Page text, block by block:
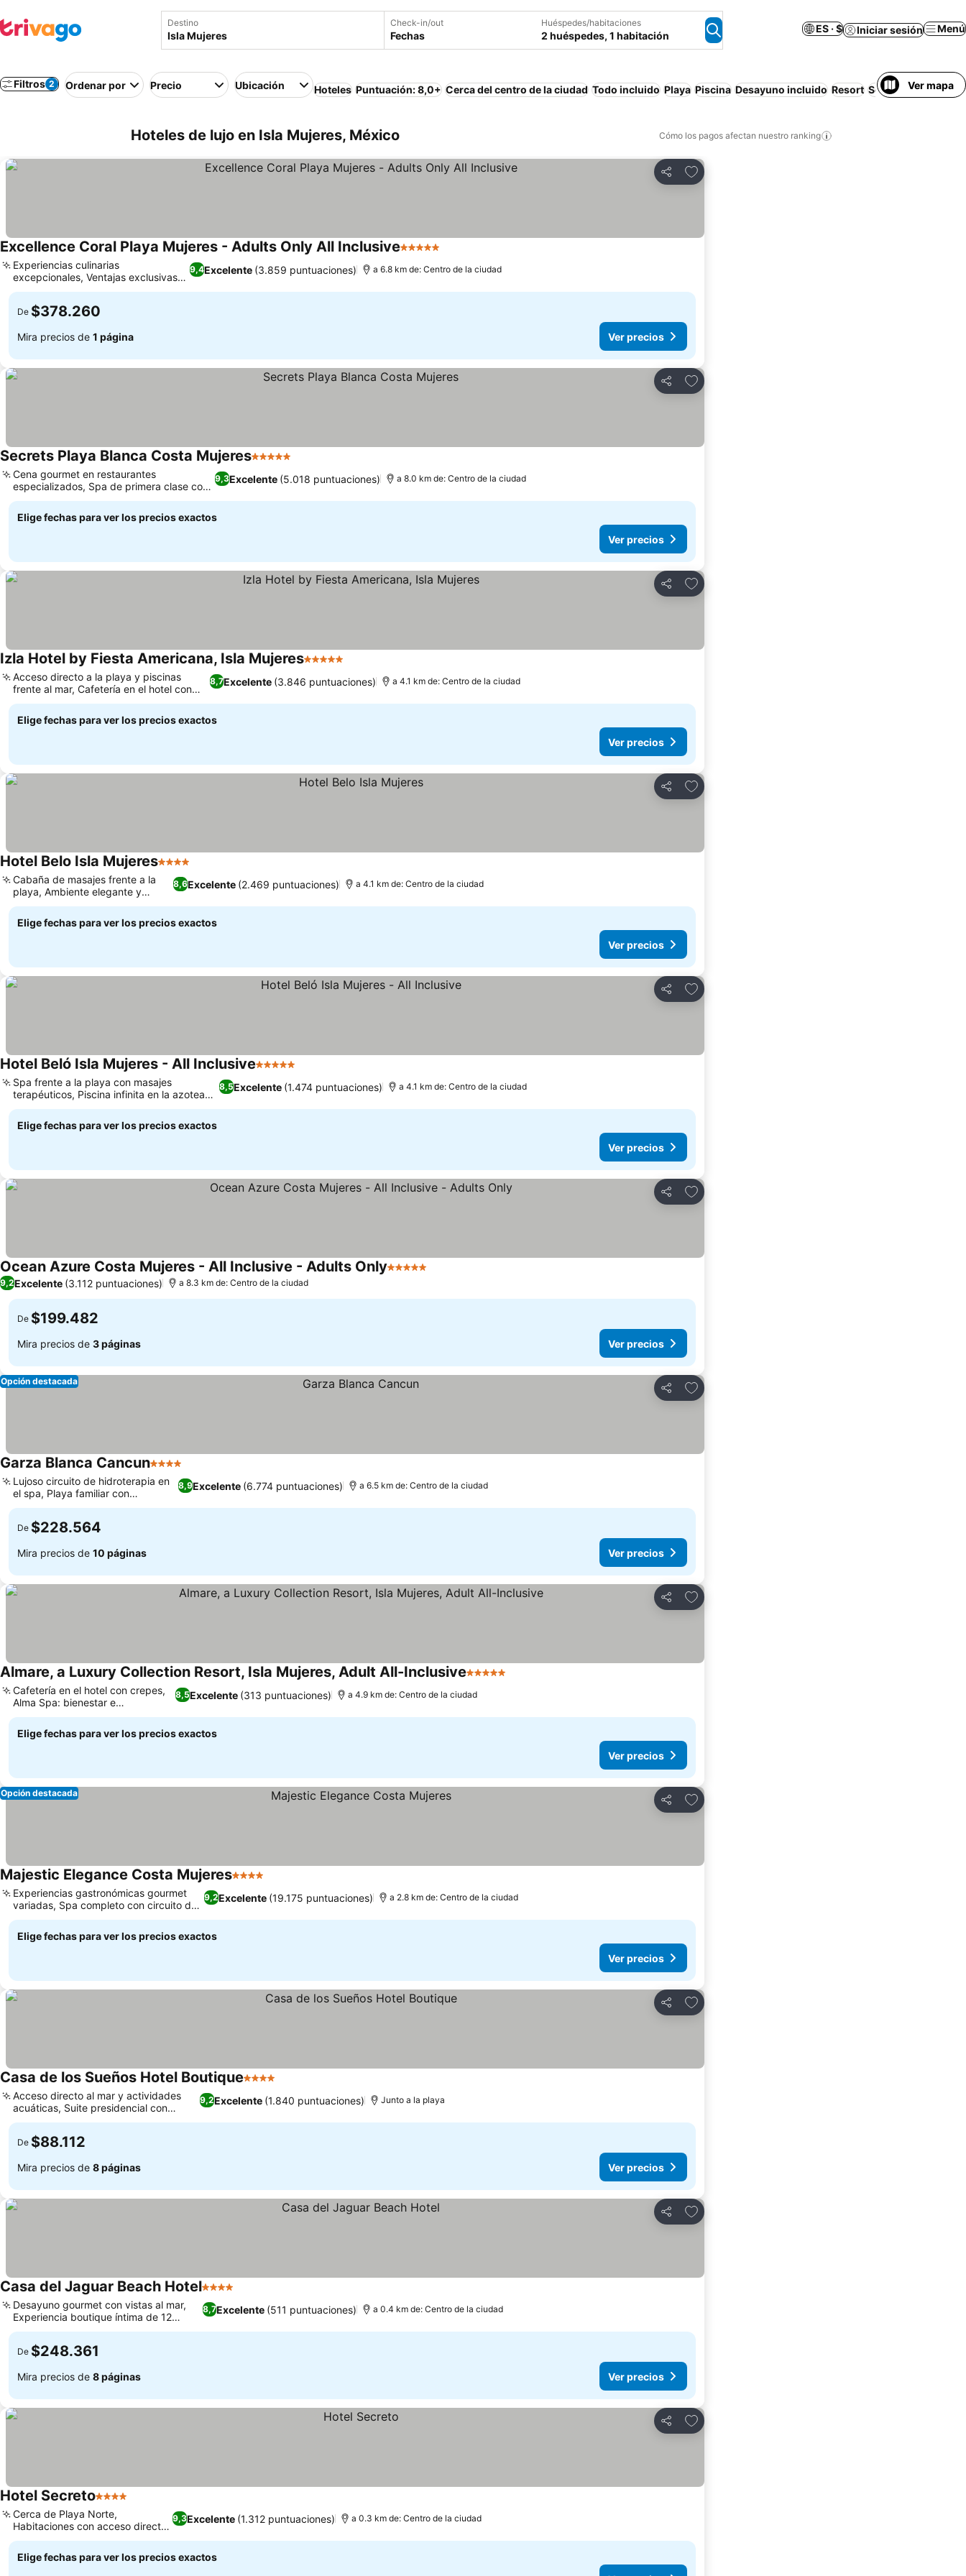
Destino Check-in/out
Fechas
Huéspedes/habitaciones
2 huéspedes, 1 habitación
ES · $ Iniciar sesión Menú
Filtros 2 Ordenar por Precio Ubicación Hoteles Puntuación: 8,0+ Cerca del centro de la ciudad Todo incluido Playa Piscina Desayuno incluido Resort Solo adultos Wifi
Ver mapa
Hoteles de lujo en Isla Mujeres, México Cómo los pagos afectan nuestro ranking
Compartir
Agregar a favoritos
Excellence Coral Playa Mujeres - Adults Only All Inclusive5 Estrellas
9,4Excelente (3.859 puntuaciones)
Experiencias culinarias
excepcionales, Ventajas exclusivas
del Preference Club
a 6.8 km de: Centro de la ciudad
De $378.260
Mira precios de 1 página Ver precios
Compartir
Agregar a favoritos
Secrets Playa Blanca Costa Mujeres5 Estrellas
9,3Excelente (5.018 puntuaciones)
Cena gourmet en restaurantes
especializados, Spa de primera clase con
hidroterapia al aire libre
a 8.0 km de: Centro de la ciudad
Elige fechas para ver los precios exactos
Ver precios
Compartir
Agregar a favoritos
Izla Hotel by Fiesta Americana, Isla Mujeres5 Estrellas
8,7Excelente (3.846 puntuaciones)
Acceso directo a la playa y piscinas
frente al mar, Cafetería en el hotel con
café recién hecho
a 4.1 km de: Centro de la ciudad
Elige fechas para ver los precios exactos
Ver precios
Compartir
Agregar a favoritos
Hotel Belo Isla Mujeres4 Estrellas
8,6Excelente (2.469 puntuaciones)
Cabaña de masajes frente a la
playa, Ambiente elegante y
exclusivo
a 4.1 km de: Centro de la ciudad
Elige fechas para ver los precios exactos
Ver precios
Compartir
Agregar a favoritos
Hotel Beló Isla Mujeres - All Inclusive5 Estrellas
8,5Excelente (1.474 puntuaciones)
Spa frente a la playa con masajes
terapéuticos, Piscina infinita en la azotea
con vistas panorámicas
a 4.1 km de: Centro de la ciudad
Elige fechas para ver los precios exactos
Ver precios
Compartir
Agregar a favoritos
Ocean Azure Costa Mujeres - All Inclusive - Adults Only5 Estrellas
9,2Excelente (3.112 puntuaciones) a 8.3 km de: Centro de la ciudad
De $199.482
Mira precios de 3 páginas Ver precios
Compartir
Agregar a favoritos
Opción destacada
Garza Blanca Cancun4 Estrellas
8,9Excelente (6.774 puntuaciones)
Lujoso circuito de hidroterapia en
el spa, Playa familiar con
actividades
a 6.5 km de: Centro de la ciudad
De $228.564
Mira precios de 10 páginas Ver precios
Compartir
Agregar a favoritos
Almare, a Luxury Collection Resort, Isla Mujeres, Adult All-Inclusive5 Estrellas
8,5Excelente (313 puntuaciones)
Cafetería en el hotel con crepes,
Alma Spa: bienestar e
hidroterapia
a 4.9 km de: Centro de la ciudad
Elige fechas para ver los precios exactos
Ver precios
Compartir
Agregar a favoritos
Opción destacada
Majestic Elegance Costa Mujeres4 Estrellas
9,2Excelente (19.175 puntuaciones)
Experiencias gastronómicas gourmet
variadas, Spa completo con circuito de
hidroterapia
a 2.8 km de: Centro de la ciudad
Elige fechas para ver los precios exactos
Ver precios
Compartir
Agregar a favoritos
Casa de los Sueños Hotel Boutique4 Estrellas
9,2Excelente (1.840 puntuaciones)
Acceso directo al mar y actividades
acuáticas, Suite presidencial con
piscina privada
Junto a la playa
De $88.112
Mira precios de 8 páginas Ver precios
Compartir
Agregar a favoritos
Casa del Jaguar Beach Hotel4 Estrellas
8,7Excelente (511 puntuaciones)
Desayuno gourmet con vistas al mar,
Experiencia boutique íntima de 12
habitaciones
a 0.4 km de: Centro de la ciudad
De $248.361
Mira precios de 8 páginas Ver precios
Compartir
Agregar a favoritos
Hotel Secreto4 Estrellas
9,3Excelente (1.312 puntuaciones)
Cerca de Playa Norte,
Habitaciones con acceso directo
a la piscina
a 0.3 km de: Centro de la ciudad
Elige fechas para ver los precios exactos